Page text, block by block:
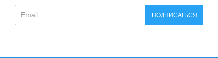
ПОДПИСАТЬСЯ